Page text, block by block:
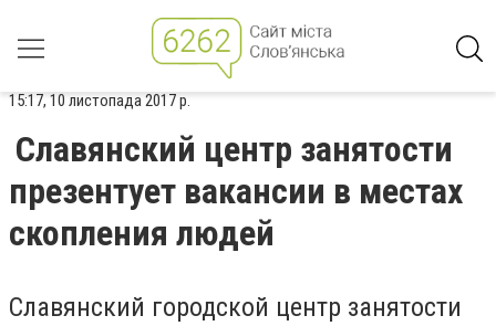
15:17, 10 листопада 2017 р.
Славянский центр занятости
презентует вакансии в местах
скопления людей
Славянский городской центр занятости